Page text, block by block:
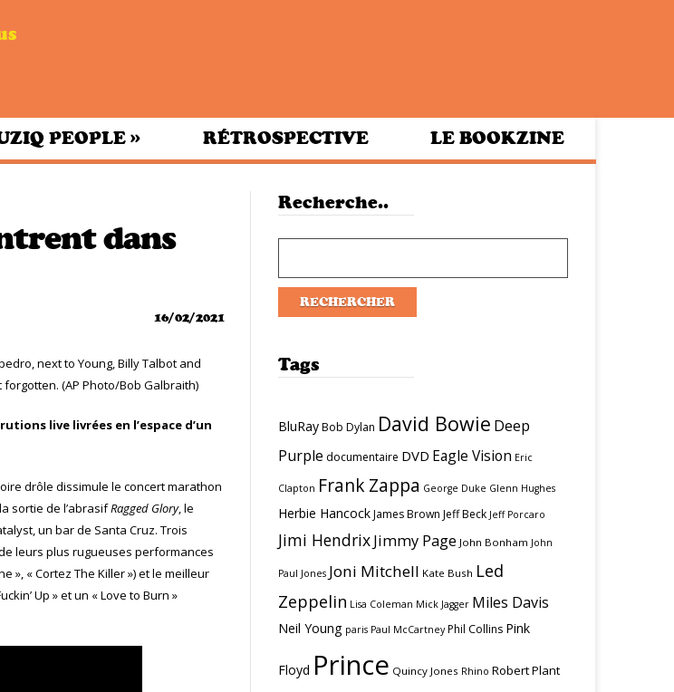
PEOPLE » RÉTROSPECTIVE LE BOOKZINE
dans
16/02/2021
live livrées en l’espace d’un
drôle dissimule le concert marathon
sortie de l’abrasifRagged Glory, le
un bar de Santa Cruz. Trois
leurs plus rugueuses performances
», « Cortez The Killer ») et le meilleur
Up » et un « Love to Burn »
Recherche..
Tags
BluRay Bob Dylan David Bowie Deep
Purple documentaire DVD Eagle Vision Eric
Clapton Frank Zappa George Duke Glenn Hughes
Herbie Hancock James Brown Jeff Beck Jeff Porcaro
Jimi HendrixJimmy Page John Bonham John
Paul Jones Joni Mitchell Kate Bush Led
Zeppelin Lisa Coleman Mick Jagger Miles Davis
Neil Young paris Paul McCartney Phil Collins Pink
Floyd Prince Quincy Jones Rhino Robert Plant